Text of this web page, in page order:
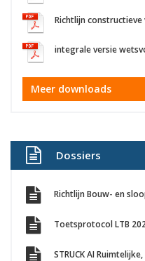
Richtlijn
Meer downloads
Dossiers
Richtlijn Bouw- en
Toetsprotocol LTB